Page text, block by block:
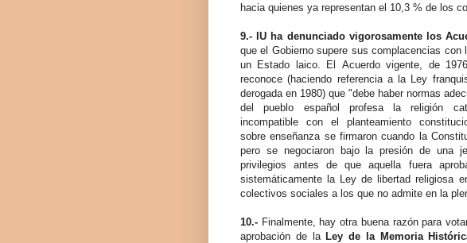
hacia quienes ya representan el 10,3 % de los
9.- IU ha denunciado vigorosamente los
que el Gobierno supere sus complacencias
un Estado laico. El Acuerdo vigente, de
reconoce (haciendo referencia a la Ley
derogada en 1980) que "debe haber normas
del pueblo español profesa la religión
incompatible con el planteamiento
sobre enseñanza se firmaron cuando la
pero se negociaron bajo la presión de una
privilegios antes de que aquella fuera
sistemáticamente la Ley de libertad religiosa
colectivos sociales a los que no admite en la
10.- Finalmente, hay otra buena razón para
aprobación de la Ley de la Memoria